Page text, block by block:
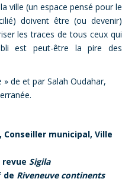
ville (un espace pensé pour le
doivent être (ou devenir)
les traces de tous ceux qui
est peut-être la pire des
de et par Salah Oudahar,
Conseiller municipal, Ville
Sigila
de Riveneuve continents